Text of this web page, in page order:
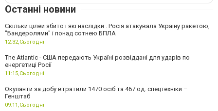
Останні новини
Скільки цілей збито і які наслідки . Росія атакувала Україну ракетою,
"Бандеролями" і понад сотнею БПЛА
12:32,Сьогодні
The Atlantic - США передають Україні розвіддані для ударів по
енергетиці Росії
11:15,Сьогодні
Окупанти за добу втратили 1470 осіб та 467 од. спецтехніки –
Генштаб
09:11,Сьогодні